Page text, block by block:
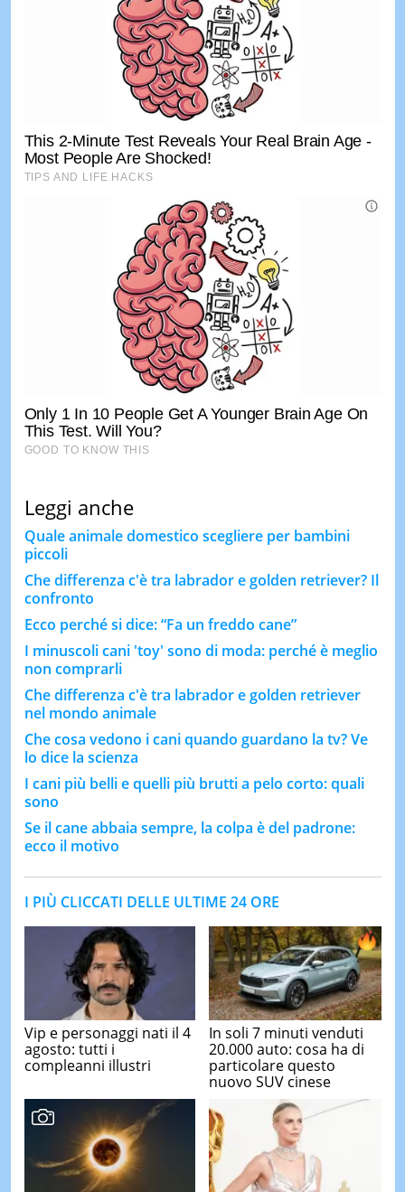
Leggi anche
Quale animale domestico scegliere per bambini
piccoli
Che differenza c'è tra labrador e golden retriever? Il
confronto
Ecco perché si dice: “Fa un freddo cane”
I minuscoli cani 'toy' sono di moda: perché è meglio
non comprarli
Che differenza c'è tra labrador e golden retriever
nel mondo animale
Che cosa vedono i cani quando guardano la tv? Ve
lo dice la scienza
I cani più belli e quelli più brutti a pelo corto: quali
sono
Se il cane abbaia sempre, la colpa è del padrone:
ecco il motivo
I PIÙ CLICCATI DELLE ULTIME 24 ORE
Vip e personaggi nati il 4
agosto: tutti i
compleanni illustri
In soli 7 minuti venduti
20.000 auto: cosa ha di
particolare questo
nuovo SUV cinese